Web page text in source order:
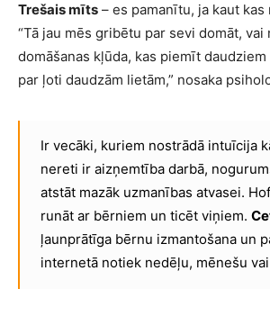
Trešais mīts – es pamanītu, ja kaut
“Tā jau mēs gribētu par sevi domāt, vai
domāšanas kļūda, kas piemīt
par ļoti daudzām lietām,” nosaka
Ir vecāki, kuriem nostrādā intuīcija
nereti ir aizņemtība darbā,
atstāt mazāk uzmanības atvasei.
runāt ar bērniem un ticēt viņiem.
ļaunprātīga bērnu izmantošana un
internetā notiek nedēļu, mēnešu